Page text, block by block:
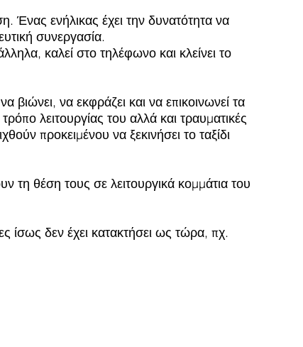
Ένας ενήλικας έχει την δυνατότητα να
συνεργασία.
καλεί στο τηλέφωνο και κλείνει το
βιώνει, να εκφράζει και να επικοινωνεί τα
λειτουργίας του αλλά και τραυματικές
προκειμένου να ξεκινήσει το ταξίδι
τη θέση τους σε λειτουργικά κομμάτια του
ίσως δεν έχει κατακτήσει ως τώρα, πχ.